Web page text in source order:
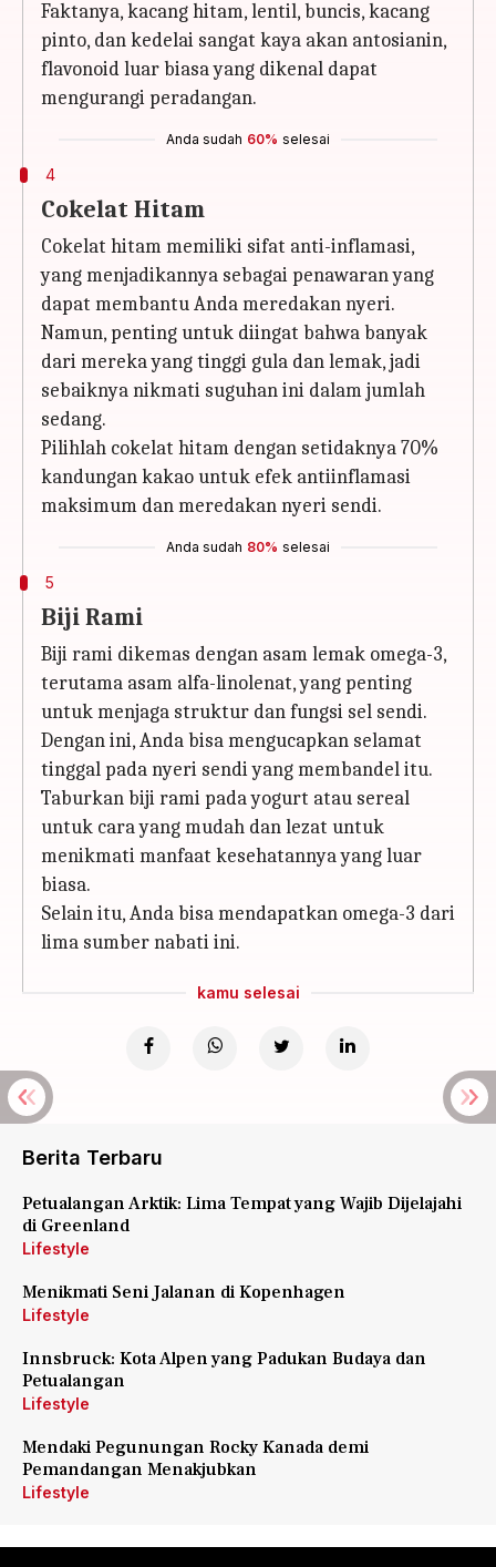
Faktanya, kacang hitam, lentil, buncis, kacang
pinto, dan kedelai sangat kaya akan antosianin,
flavonoid luar biasa yang dikenal dapat
mengurangi peradangan.
Anda sudah 60% selesai
4
Cokelat Hitam
Cokelat hitam memiliki sifat anti-inflamasi,
yang menjadikannya sebagai penawaran yang
dapat membantu Anda meredakan nyeri.
Namun, penting untuk diingat bahwa banyak
dari mereka yang tinggi gula dan lemak, jadi
sebaiknya nikmati suguhan ini dalam jumlah
sedang.
Pilihlah cokelat hitam dengan setidaknya 70%
kandungan kakao untuk efek antiinflamasi
maksimum dan meredakan nyeri sendi.
Anda sudah 80% selesai
5
Biji Rami
Biji rami dikemas dengan asam lemak omega-3,
terutama asam alfa-linolenat, yang penting
untuk menjaga struktur dan fungsi sel sendi.
Dengan ini, Anda bisa mengucapkan selamat
tinggal pada nyeri sendi yang membandel itu.
Taburkan biji rami pada yogurt atau sereal
untuk cara yang mudah dan lezat untuk
menikmati manfaat kesehatannya yang luar
biasa.
Selain itu, Anda bisa mendapatkan omega-3 dari
lima sumber nabati ini.
kamu selesai
Berita Terbaru
Petualangan Arktik: Lima Tempat yang Wajib Dijelajahi
di Greenland
Lifestyle
Menikmati Seni Jalanan di Kopenhagen
Lifestyle
Innsbruck: Kota Alpen yang Padukan Budaya dan
Petualangan
Lifestyle
Mendaki Pegunungan Rocky Kanada demi
Pemandangan Menakjubkan
Lifestyle